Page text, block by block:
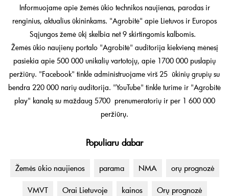
Informuojame apie žemės ūkio technikos naujienas, parodas ir
renginius, aktualius ūkininkams. "Agrobitė" apie Lietuvos ir Europos
Sąjungos žemė ūkį skelbia net 9 skirtingomis kalbomis.
Žemės ūkio naujienų portalo "Agrobitė" auditorija kiekvieną mėnesį
pasiekia apie 500 000 unikalių vartotojų, apie 1700 000 puslapių
peržiūrų. "Facebook" tinkle administruojame virš 25 ūkinių grupių su
bendra 220 000 narių auditorija. "YouTube" tinkle turime ir "Agrobitė
play" kanalą su maždaug 5700 prenumeratorių ir per 1 600 000
peržiūrų.
Populiaru dabar
Žemės ūkio naujienos parama NMA orų prognozė
VMVT Orai Lietuvoje kainos Orų prognozė